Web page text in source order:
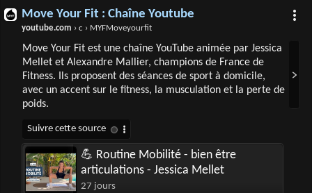
Move Your Fit : Chaîne Youtube
youtube.com › c › MYFMoveyourfit
Move Your Fit est une chaîne YouTube animée par Jessica
Mellet et Alexandre Mallier, champions de France de
Fitness. Ils proposent des séances de sport à domicile,
avec un accent sur le fitness, la musculation et la perte de
poids.
💪 Routine Mobilité - bien être
articulations - Jessica Mellet
27 jours